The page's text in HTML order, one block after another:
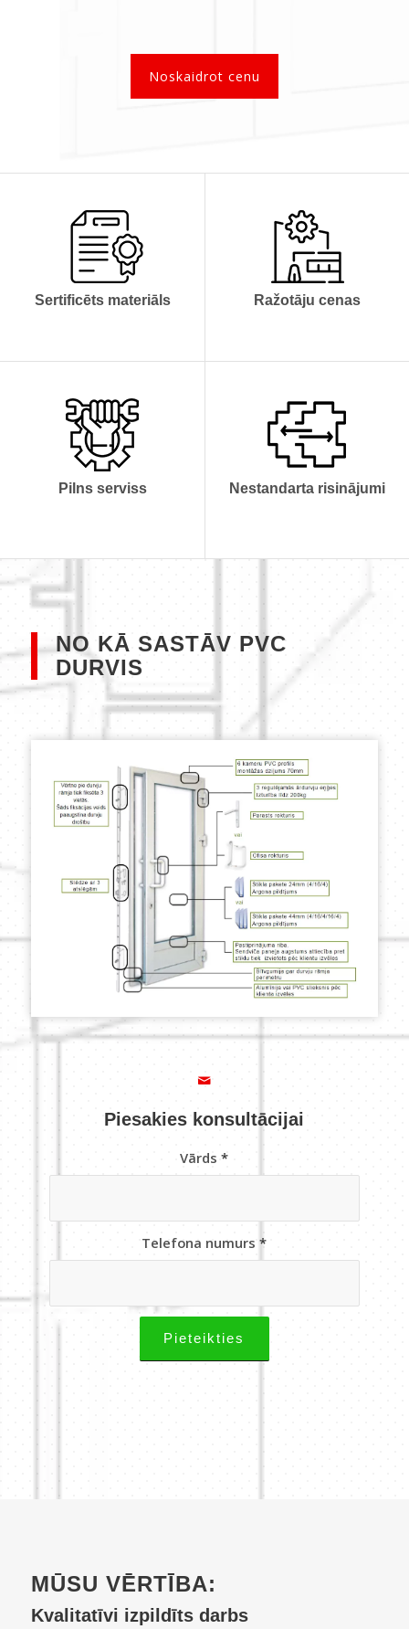
Noskaidrot cenu
Atbilst CE un ISO
kvalitātes standartiem
Garantija
līdz 10 gadiem
Sertificēts materiāls
Labākas cenas
Izgatavošana vidēji 3
nedēļu laikā
Ražotāju cenas
Izgatavošana
Piegāde
Montāža
Pilns serviss
No darza mājiņu PVC
durvīm līdz ieejam ofisa
centros
Nestandarta risinājumi
NO KĀ SASTĀV PVC
DURVIS
Piesakies konsultācijai
Vārds*
Telefona numurs*
MŪSU VĒRTĪBA:
Kvalitatīvi izpildīts darbs